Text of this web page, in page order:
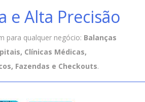
e Alta Precisão
para qualquer negócio: Balanças
Clínicas Médicas,
Fazendas e Checkouts.